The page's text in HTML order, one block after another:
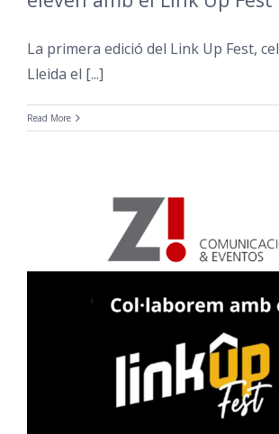
La primera edició del Link Up Fest,
Lleida el [...]
Read More